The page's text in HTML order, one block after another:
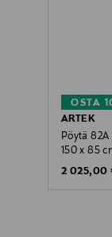
OSTA
ARTEK
Pöytä
150 x 85
Original
2 025,00